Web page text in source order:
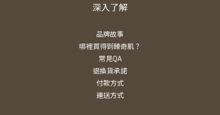
深入了解
品牌故事
哪裡買得到臻奇肌？
常見QA
退換貨承諾
付款方式
運送方式